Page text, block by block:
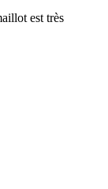
est très